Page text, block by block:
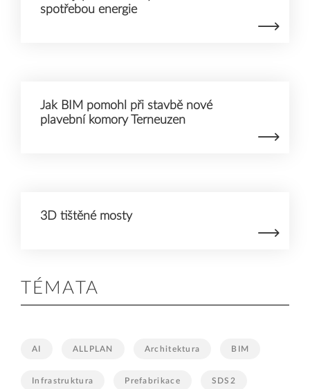
spotřebou energie
Jak BIM pomohl při stavbě nové
plavební komory Terneuzen
3D tištěné mosty
TÉMATA
AI ALLPLAN Architektura BIM
Infrastruktura Prefabrikace SDS2